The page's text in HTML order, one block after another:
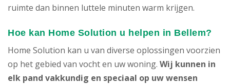
ruimte dan binnen luttele minuten warm krijgen.
Hoe kan Home Solution u helpen in Bellem?
Home Solution kan u van diverse oplossingen voorzien
op het gebied van vocht en uw woning. Wij kunnen in
elk pand vakkundig en speciaal op uw wensen